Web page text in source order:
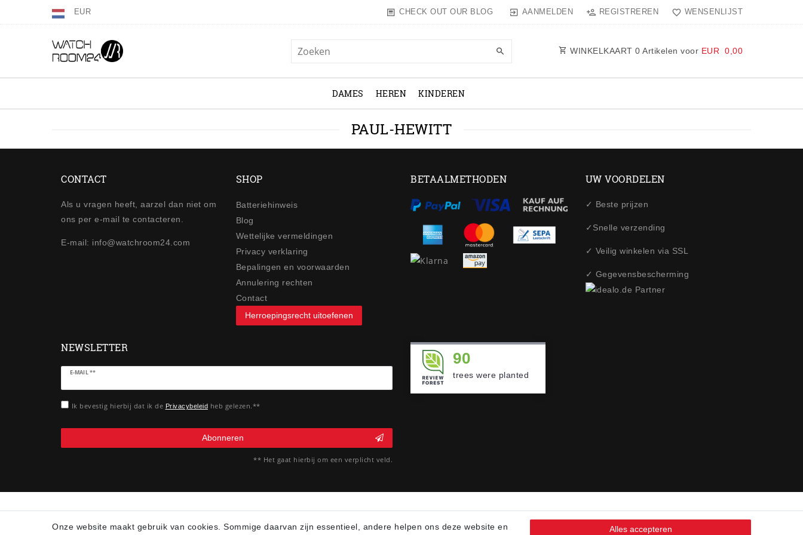
EUR CHECK OUT OUR BLOG AANMELDEN REGISTREREN WENSENLIJST
WINKELKAART 0 Artikelen voor EUR 0,00
DAMES HEREN KINDEREN
PAUL-HEWITT
CONTACT
Als u vragen heeft, aarzel dan niet om
ons per e-mail te contacteren.
E-mail: info@watchroom24.com
SHOP
Batteriehinweis
Blog
Wettelijke vermeldingen
Privacy verklaring
Bepalingen en voorwaarden
Annulering rechten
Contact
Herroepingsrecht uitoefenen
BETAALMETHODEN UW VOORDELEN
✓ Beste prijzen
✓Snelle verzending
✓ Veilig winkelen via SSL
✓ Gegevensbescherming
Onze website maakt gebruik van cookies. Sommige daarvan zijn essentieel, andere helpen ons deze website en Alles accepteren
NEWSLETTER
E-MAIL **
Ceres::Template.newsletterHoneypotLabel
Ik bevestig hierbij dat ik de Privacybeleid heb gelezen.**
Abonneren
** Het gaat hierbij om een verplicht veld.
90
trees were planted